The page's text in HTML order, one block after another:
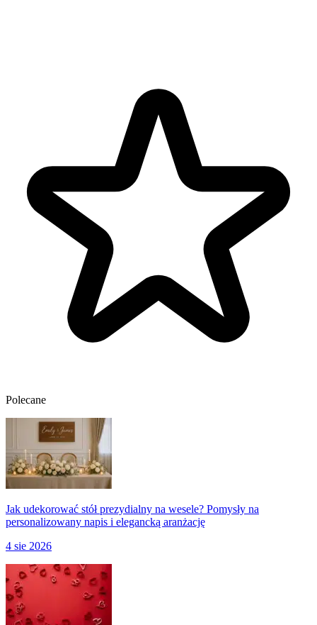
Polecane
Jak udekorować stół prezydialny na wesele? Pomysły na
personalizowany napis i elegancką aranżację
4 sie 2026